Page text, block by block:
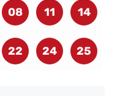
08 11 14
22 24 25